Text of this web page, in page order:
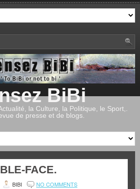
BiBi
la Culture, la Politique, le Sport,.
de presse et de blogs.
FACE.
BIBI NO COMMENTS